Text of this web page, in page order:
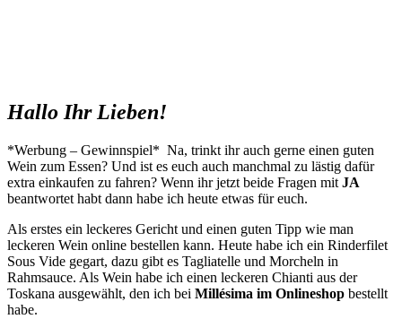
Hallo Ihr Lieben!
*Werbung – Gewinnspiel* Na, trinkt ihr auch gerne einen guten
Wein zum Essen? Und ist es euch auch manchmal zu lästig dafür
extra einkaufen zu fahren? Wenn ihr jetzt beide Fragen mit JA
beantwortet habt dann habe ich heute etwas für euch.
Als erstes ein leckeres Gericht und einen guten Tipp wie man
leckeren Wein online bestellen kann. Heute habe ich ein Rinderfilet
Sous Vide gegart, dazu gibt es Tagliatelle und Morcheln in
Rahmsauce. Als Wein habe ich einen leckeren Chianti aus der
Toskana ausgewählt, den ich bei Millésima im Onlineshop bestellt
habe.